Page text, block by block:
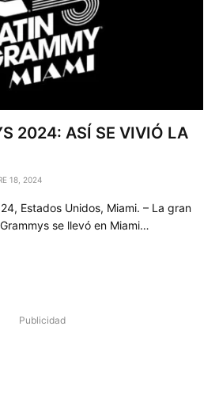
2024: ASÍ SE VIVIÓ LA
18, 2024
Estados Unidos, Miami. – La gran
se llevó en Miami…
Publicidad